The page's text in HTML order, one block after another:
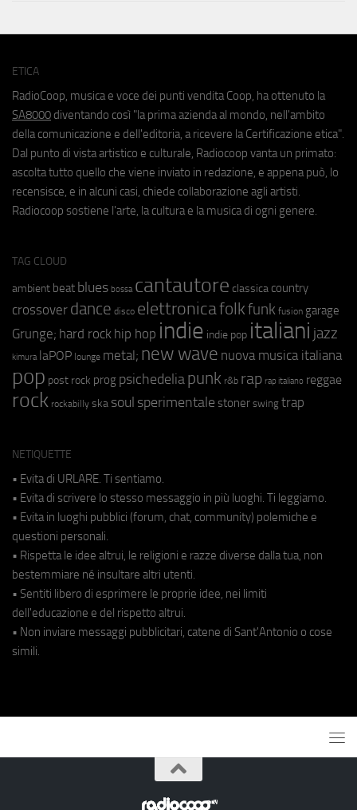
ETICA
RadioCoop, musica e voce dei punti vendita Coop, ha ottenuto la
SA8000 diventando così "la prima azienda al mondo, nell'ambito
della comunicazione e dell'editoria, a ricevere la Certificazione etica".
Dal punto di vista artistico e culturale, Radiocoop vanta un primato:
ascolta tutto quello che viene inviato in redazione, e appena può, lo
recensisce, e in alcuni casi, chiede collaborazione agli artisti.
Radiocoop sostiene l'arte, la cultura e la musica di ogni genere.
TAG CLOUD
ambient beat blues bossa cantautore classica country
crossover dance disco elettronicafolkfunk fusion garage
Grunge; hard rock hip hop indie indie pop italiani jazz
kimura laPOP lounge metal; new wave nuova musica italiana
pop post rock prog psichedeliapunk r&b rap rap italiano reggae
rock rockabilly ska soul sperimentale stoner swing trap
NETIQUETTE
• Evita di URLARE. Ti sentiamo.
• Evita di scrivere lo stesso messaggio in più luoghi. Ti leggiamo.
• Evita in luoghi pubblici (forum, chat, community) polemiche e
questioni personali.
• Rispetta le idee altrui, le religioni e razze diverse dalla tua, non
bestemmiare né insultare altri utenti.
• Sentiti libero di esprimere le proprie idee, nei limiti
dell'educazione e del rispetto altrui.
• Non inviare messaggi pubblicitari, catene di Sant'Antonio o cose
simili.